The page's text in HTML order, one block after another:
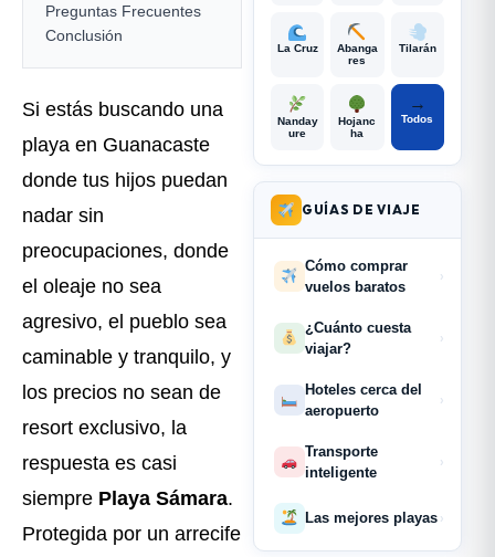
Preguntas Frecuentes
Conclusión
Si estás buscando una
playa en Guanacaste
donde tus hijos puedan
nadar sin
preocupaciones, donde
el oleaje no sea
agresivo, el pueblo sea
caminable y tranquilo, y
los precios no sean de
resort exclusivo, la
respuesta es casi
siempre Playa Sámara.
Protegida por un arrecife
La Cruz
Abanga
res
Tilarán
Nanday
ure
Hojanc
ha
→
Todos
GUÍAS DE VIAJE
Cómo comprar
vuelos baratos
›
¿Cuánto cuesta
viajar?
›
Hoteles cerca del
aeropuerto
›
Transporte
inteligente
›
Las mejores playas ›